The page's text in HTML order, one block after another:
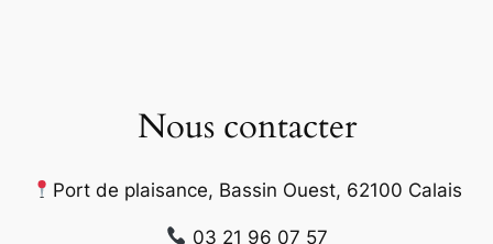
Nous contacter
Port de plaisance, Bassin Ouest, 62100 Calais
03 21 96 07 57